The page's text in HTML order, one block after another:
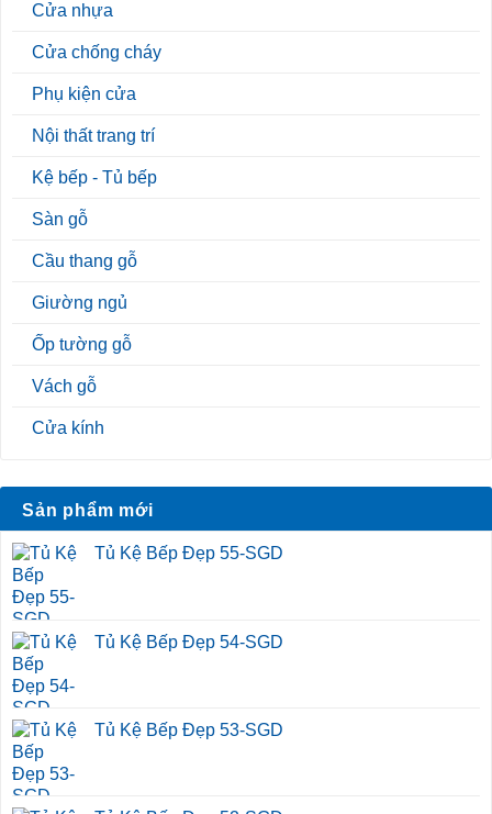
Cửa nhựa
Cửa chống cháy
Phụ kiện cửa
Nội thất trang trí
Kệ bếp - Tủ bếp
Sàn gỗ
Cầu thang gỗ
Giường ngủ
Ốp tường gỗ
Vách gỗ
Cửa kính
Sản phẩm mới
Tủ Kệ Bếp Đẹp 55-SGD
Tủ Kệ Bếp Đẹp 54-SGD
Tủ Kệ Bếp Đẹp 53-SGD